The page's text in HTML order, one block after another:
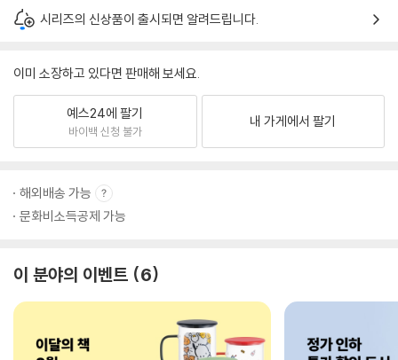
시리즈의 신상품이 출시되면 알려드립니다.
이미 소장하고 있다면 판매해 보세요.
예스24에 팔기
바이백 신청 불가
내 가게에서 팔기
해외배송 가능
문화비소득공제 가능
이 분야의 이벤트 6